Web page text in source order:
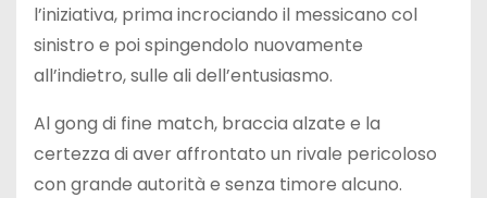
l’iniziativa, prima incrociando il messicano col
sinistro e poi spingendolo nuovamente
all’indietro, sulle ali dell’entusiasmo.
Al gong di fine match, braccia alzate e la
certezza di aver affrontato un rivale pericoloso
con grande autorità e senza timore alcuno.